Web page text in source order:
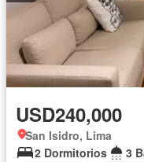
USD240,000
San Isidro, Lima
2 Dormitorios
3